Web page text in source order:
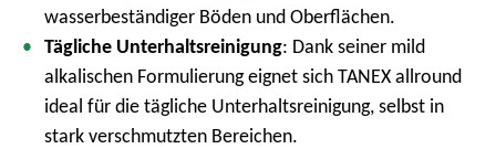
:
wasserbeständiger Böden und Oberflächen.
Tägliche Unterhaltsreinigung: Dank seiner mild
alkalischen Formulierung eignet sich TANEX allround
ideal für die tägliche Unterhaltsreinigung, selbst in
stark verschmutzten Bereichen.